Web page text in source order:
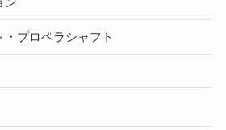
・プロペラシャフト